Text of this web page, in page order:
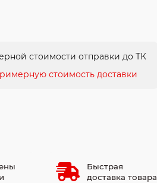
стоимости отправки до ТК
стоимость доставки
Быстрая
доставка товара